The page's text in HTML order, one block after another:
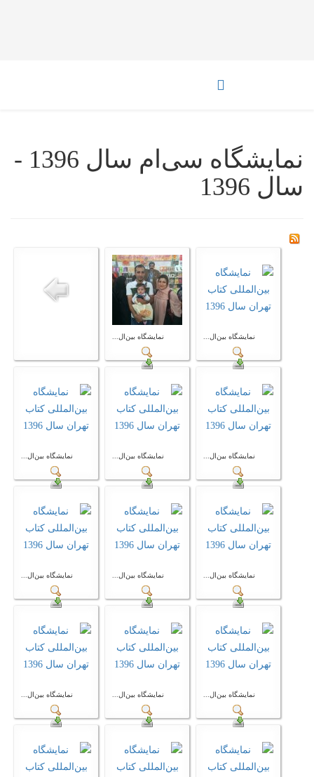
نمایشگاه سی‌ام سال 1396 -
سال 1396
نمایشگاه بین‌ال... نمایشگاه بین‌ال...
نمایشگاه بین‌ال... نمایشگاه بین‌ال... نمایشگاه بین‌ال...
نمایشگاه بین‌ال... نمایشگاه بین‌ال... نمایشگاه بین‌ال...
نمایشگاه بین‌ال... نمایشگاه بین‌ال... نمایشگاه بین‌ال...